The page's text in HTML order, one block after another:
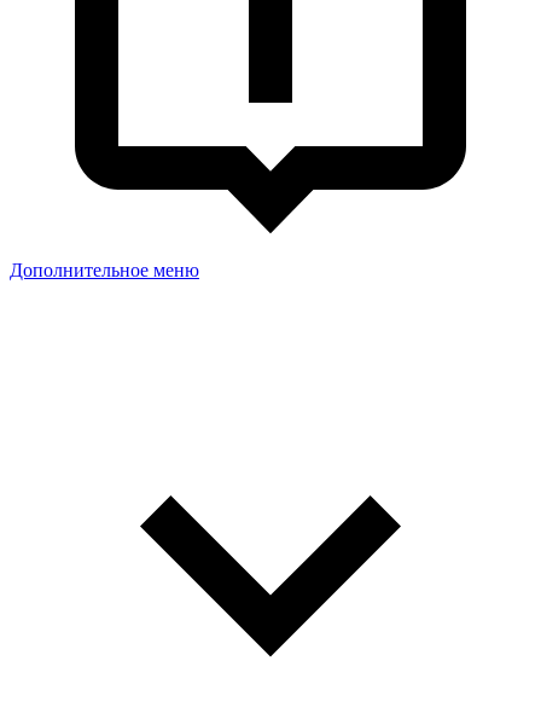
Дополнительное меню